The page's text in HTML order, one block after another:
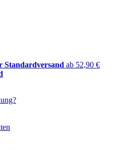
Standardversand ab 52,90 €